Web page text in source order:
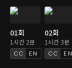
01회
1시간 2분
EN
02회
1시간 3분
EN